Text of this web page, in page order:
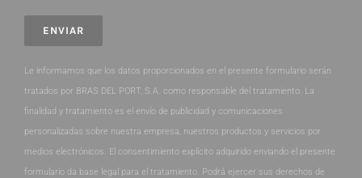
Le informamos que los datos proporcionados en el presente formulario serán
tratados por BRAS DEL PORT, S.A. como responsable del tratamiento. La
finalidad y tratamiento es el envío de publicidad y comunicaciones
personalizadas sobre nuestra empresa, nuestros productos y servicios por
medios electrónicos. El consentimiento explícito adquirido enviando el presente
formulario da base legal para el tratamiento. Podrá ejercer sus derechos de